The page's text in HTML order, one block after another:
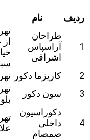
ردیف نام
1
طراحان
آراسپاس
اشراقی
از
2 کاریزما دکور
3
سون دکور
4
دکوراسیون
داخلی
صمصام